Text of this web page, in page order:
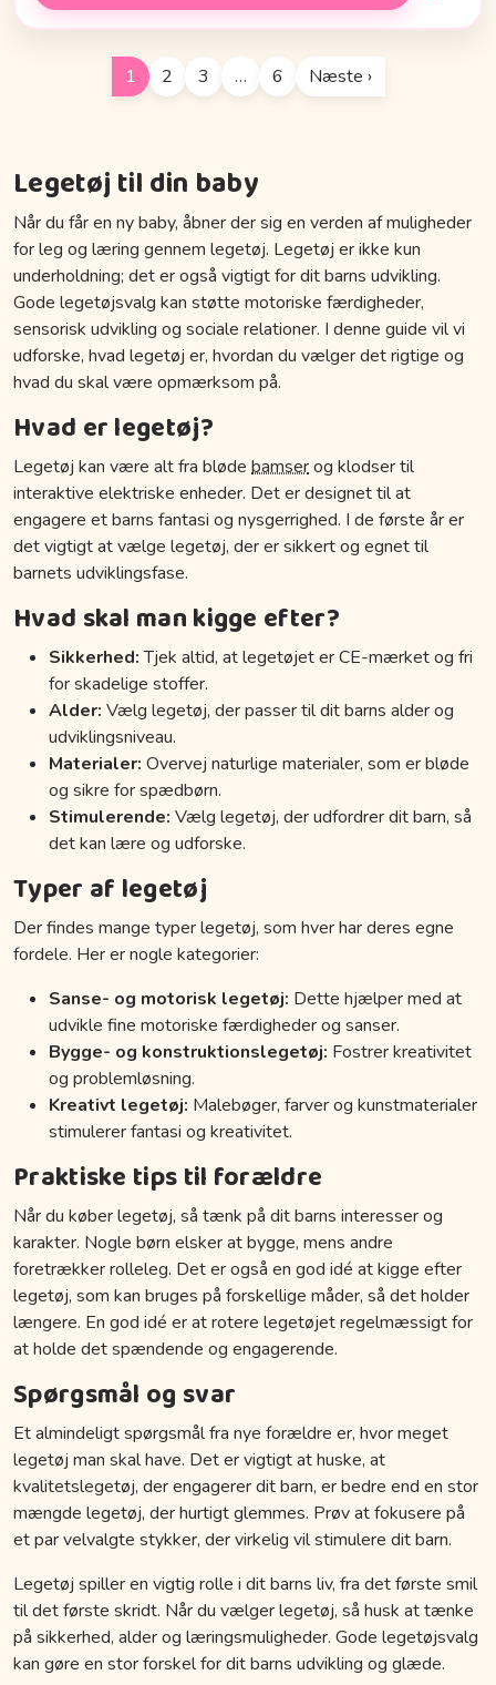
1 2 3 … 6 Næste ›
Legetøj til din baby
Når du får en ny baby, åbner der sig en verden af muligheder
for leg og læring gennem legetøj. Legetøj er ikke kun
underholdning; det er også vigtigt for dit barns udvikling.
Gode legetøjsvalg kan støtte motoriske færdigheder,
sensorisk udvikling og sociale relationer. I denne guide vil vi
udforske, hvad legetøj er, hvordan du vælger det rigtige og
hvad du skal være opmærksom på.
Hvad er legetøj?
Legetøj kan være alt fra bløde bamserog klodser til
interaktive elektriske enheder. Det er designet til at
engagere et barns fantasi og nysgerrighed. I de første år er
det vigtigt at vælge legetøj, der er sikkert og egnet til
barnets udviklingsfase.
Hvad skal man kigge efter?
Sikkerhed:Tjek altid, at legetøjet er CE-mærket og fri
for skadelige stoffer.
Alder: Vælg legetøj, der passer til dit barns alder og
udviklingsniveau.
Materialer: Overvej naturlige materialer, som er bløde
og sikre for spædbørn.
Stimulerende: Vælg legetøj, der udfordrer dit barn, så
det kan lære og udforske.
Typer af legetøj
Der findes mange typer legetøj, som hver har deres egne
fordele. Her er nogle kategorier:
Sanse- og motorisk legetøj: Dette hjælper med at
udvikle fine motoriske færdigheder og sanser.
Bygge- og konstruktionslegetøj: Fostrer kreativitet
og problemløsning.
Kreativt legetøj: Malebøger, farver og kunstmaterialer
stimulerer fantasi og kreativitet.
Praktiske tips til forældre
Når du køber legetøj, så tænk på dit barns interesser og
karakter. Nogle børn elsker at bygge, mens andre
foretrækker rolleleg. Det er også en god idé at kigge efter
legetøj, som kan bruges på forskellige måder, så det holder
længere. En god idé er at rotere legetøjet regelmæssigt for
at holde det spændende og engagerende.
Spørgsmål og svar
Et almindeligt spørgsmål fra nye forældre er, hvor meget
legetøj man skal have. Det er vigtigt at huske, at
kvalitetslegetøj, der engagerer dit barn, er bedre end en stor
mængde legetøj, der hurtigt glemmes. Prøv at fokusere på
et par velvalgte stykker, der virkelig vil stimulere dit barn.
Legetøj spiller en vigtig rolle i dit barns liv, fra det første smil
til det første skridt. Når du vælger legetøj, så husk at tænke
på sikkerhed, alder og læringsmuligheder. Gode legetøjsvalg
kan gøre en stor forskel for dit barns udvikling og glæde.